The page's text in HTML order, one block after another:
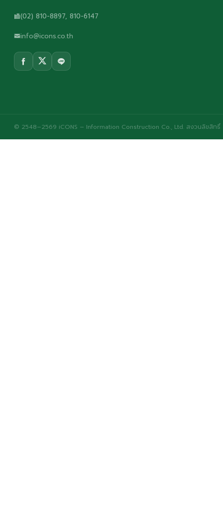
(02) 810-8897, 810-6147
info@icons.co.th
© 2548–2569 iCONS – Information Construction Co., Ltd. สงวนลิขสิทธิ์